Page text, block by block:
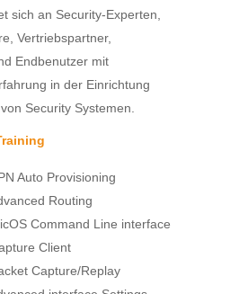
sich an Security-Experten,
Vertriebspartner,
Endbenutzer mit
in der Einrichtung
Security Systemen.
Auto Provisioning
Routing
Command Line interface
Client
Capture/Replay